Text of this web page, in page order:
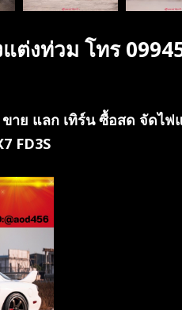
ต่งท่วม โทร
าย แลก เทิร์น ซื้อสด จัดไ
FD3S